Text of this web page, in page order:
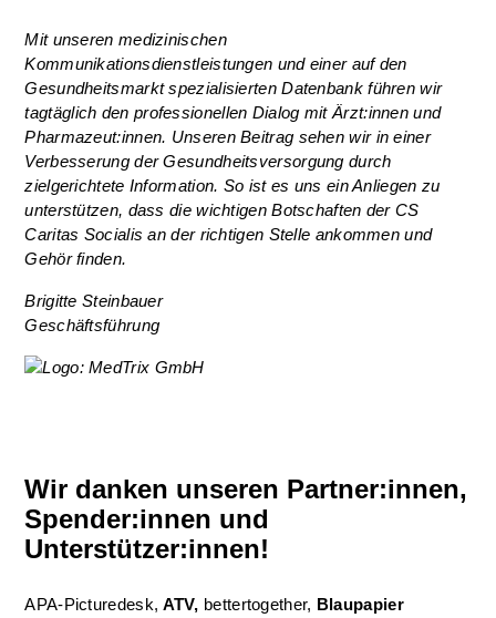
Mit unseren medizinischen
Kommunikationsdienstleistungen und einer auf den
Gesundheitsmarkt spezialisierten Datenbank führen wir
tagtäglich den professionellen Dialog mit Ärzt:innen und
Pharmazeut:innen. Unseren Beitrag sehen wir in einer
Verbesserung der Gesundheitsversorgung durch
zielgerichtete Information. So ist es uns ein Anliegen zu
unterstützen, dass die wichtigen Botschaften der CS
Caritas Socialis an der richtigen Stelle ankommen und
Gehör finden.
Brigitte Steinbauer
Geschäftsführung
Wir danken unseren Partner:innen,
Spender:innen und
Unterstützer:innen!
APA-Picturedesk, ATV, bettertogether, Blaupapier